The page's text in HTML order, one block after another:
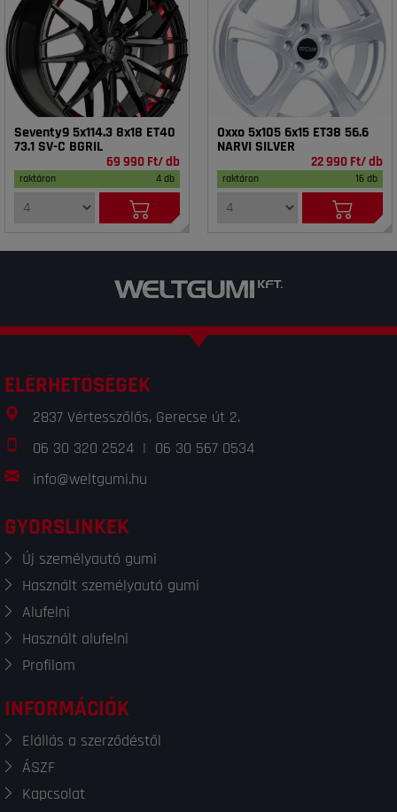
Seventy9 5x114.3 8x18 ET40
73.1 SV-C BGRIL
69 990 Ft/ db
raktáron 4 db
Oxxo 5x105 6x15 ET38 56.6
NARVI SILVER
22 990 Ft/ db
raktáron 16 db
ELÉRHETŐSÉGEK
2837 Vértesszőlős, Gerecse út 2.
06 30 320 2524 | 06 30 567 0534
info@weltgumi.hu
GYORSLINKEK
Új személyautó gumi
Használt személyautó gumi
Alufelni
Használt alufelni
Profilom
INFORMÁCIÓK
Elállás a szerződéstől
ÁSZF
Kapcsolat